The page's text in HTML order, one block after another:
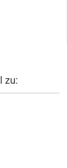
zu: